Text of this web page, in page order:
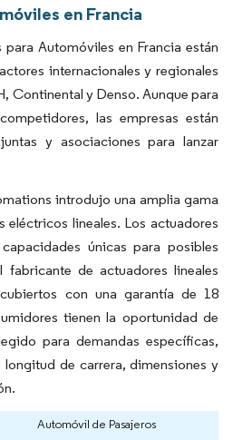
en Francia
Automóviles en Francia están
internacionales y regionales
Continental y Denso. Aunque para
las empresas están
y asociaciones para lanzar
introdujo una amplia gama
eléctricos lineales. Los actuadores
únicas para posibles
fabricante de actuadores lineales
con una garantía de 18
tienen la oportunidad de
para demandas específicas,
de carrera, dimensiones y
Automóvil de Pasajeros